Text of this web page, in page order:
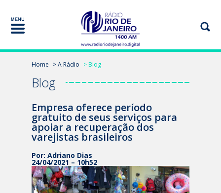
Home > A Rádio > Blog
Blog
Empresa oferece período
gratuito de seus serviços para
apoiar a recuperação dos
varejistas brasileiros
Por: Adriano Dias
24/04/2021 – 10h52